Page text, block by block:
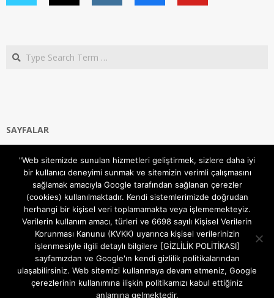
Search
SAYFALAR
Gizlilik ve Çerezler (Cookies) Politikası
Hakkımızda
İletişim Kanalları
MODEM KURULUM
TEKNİK DESTEK
TELEVİZYON SİSTEMLERİ
"Web sitemizde sunulan hizmetleri geliştirmek, sizlere daha iyi
bir kullanıcı deneyimi sunmak ve sitemizin verimli çalışmasını
sağlamak amacıyla Google tarafından sağlanan çerezler
(cookies) kullanılmaktadır. Kendi sistemlerimizde doğrudan
herhangi bir kişisel veri toplamamakta veya işlememekteyiz.
Verilerin kullanım amacı, türleri ve 6698 sayılı Kişisel Verilerin
Korunması Kanunu (KVKK) uyarınca kişisel verilerinizin
işlenmesiyle ilgili detaylı bilgilere [GİZLİLİK POLİTİKASI]
sayfamızdan ve Google'ın kendi gizlilik politikalarından
ulaşabilirsiniz. Web sitemizi kullanmaya devam etmeniz, Google
çerezlerinin kullanımına ilişkin politikamızı kabul ettiğiniz
anlamına gelmektedir.